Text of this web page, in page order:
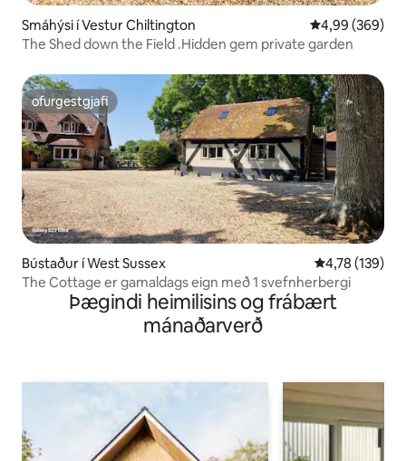
Smáhýsi í Vestur Chiltington 4,99 af 5 í
4,99 (369)
The Shed down the Field .Hidden gem private garden
ofurgestgjafi
ofurgestgjafi
Bústaður í West Sussex 4,78 af 5 í
4,78 (139)
The Cottage er gamaldags eign með 1 svefnherbergi
Þægindi heimilisins og frábært
mánaðarverð